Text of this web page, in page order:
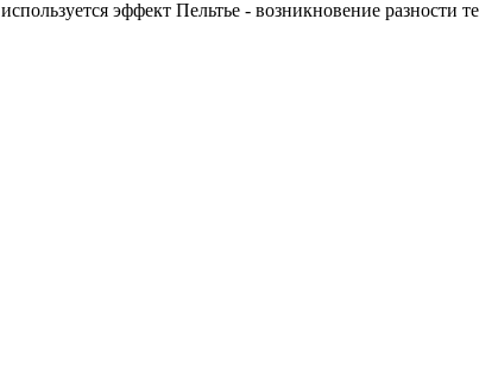
используется эффект Пельтье - возникновение разности